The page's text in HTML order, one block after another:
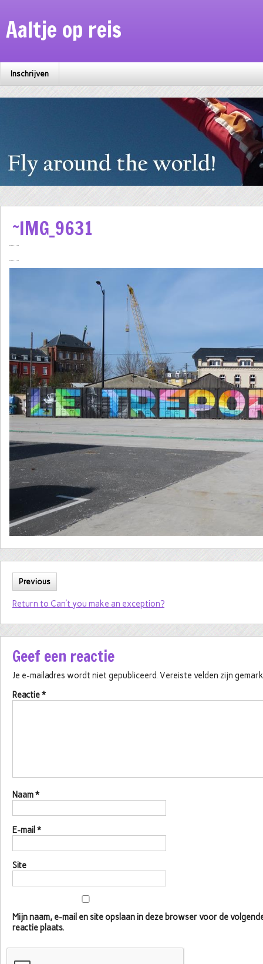
Aaltje op reis
Inschrijven
~IMG_9631
Previous
Return to Can’t you make an exception?
Geef een reactie
Je e-mailadres wordt niet gepubliceerd. Vereiste velden zijn
Reactie*
Naam*
E-mail *
Site
Mijn naam, e-mail en site opslaan in deze browser voor de
reactie plaats.